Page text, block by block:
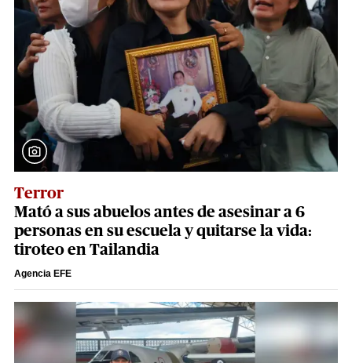
Terror
Mató a sus abuelos antes de asesinar a 6
personas en su escuela y quitarse la vida:
tiroteo en Tailandia
Agencia EFE